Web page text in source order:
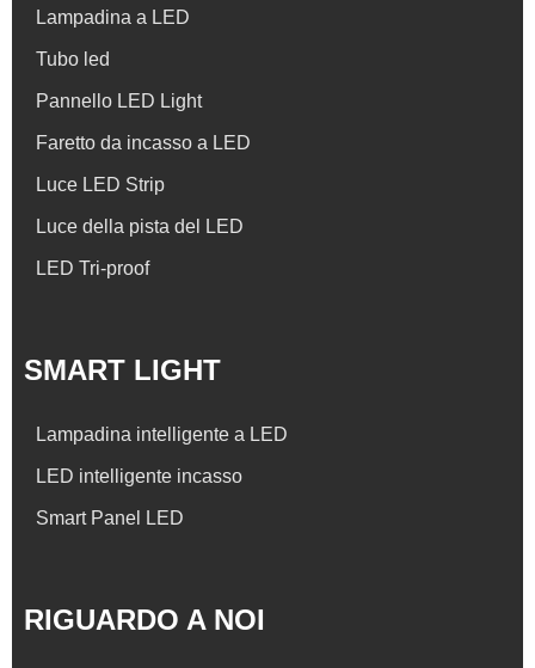
Lampadina a LED
Tubo led
Pannello LED Light
Faretto da incasso a LED
Luce LED Strip
Luce della pista del LED
LED Tri-proof
SMART LIGHT
Lampadina intelligente a LED
LED intelligente incasso
Smart Panel LED
RIGUARDO A NOI